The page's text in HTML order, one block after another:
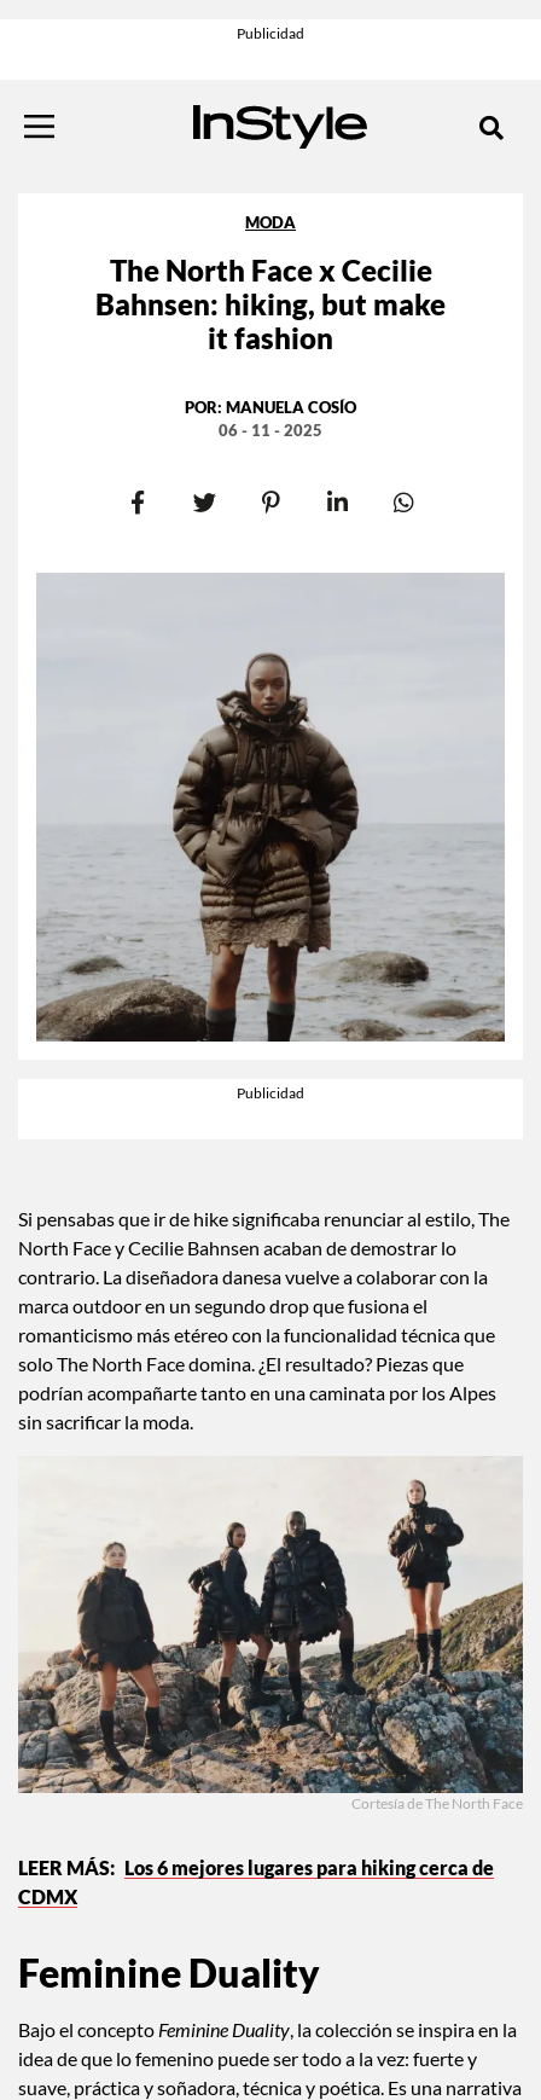
MODA
The North Face x Cecilie
Bahnsen: hiking, but make
it fashion
POR: MANUELA COSÍO
06 - 11 - 2025
00:00Tiempo transcurrido: 0 segundos
Si pensabas que ir de hike significaba renunciar al estilo, The
North Face y Cecilie Bahnsen acaban de demostrar lo
contrario. La diseñadora danesa vuelve a colaborar con la
marca outdoor en un segundo drop que fusiona el
romanticismo más etéreo con la funcionalidad técnica que
podrían acompañarte tanto en una caminata por los Alpes
Los 6 mejores lugares para hiking cerca de
Feminine Duality